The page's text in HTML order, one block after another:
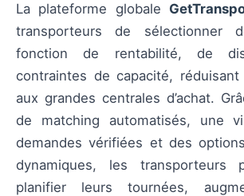
La plateforme globale
transporteurs de sélectionner
fonction de rentabilité, de
contraintes de capacité, réduisant
aux grandes centrales d’achat.
de matching automatisés, une
demandes vérifiées et des
dynamiques, les transporteurs
planifier leurs tournées,